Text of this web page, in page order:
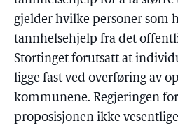
gjelder hvilke personer som
tannhelsehjelp fra det
Stortinget forutsatt at
ligge fast ved overføring av
kommunene. Regjeringen
proposisjonen ikke